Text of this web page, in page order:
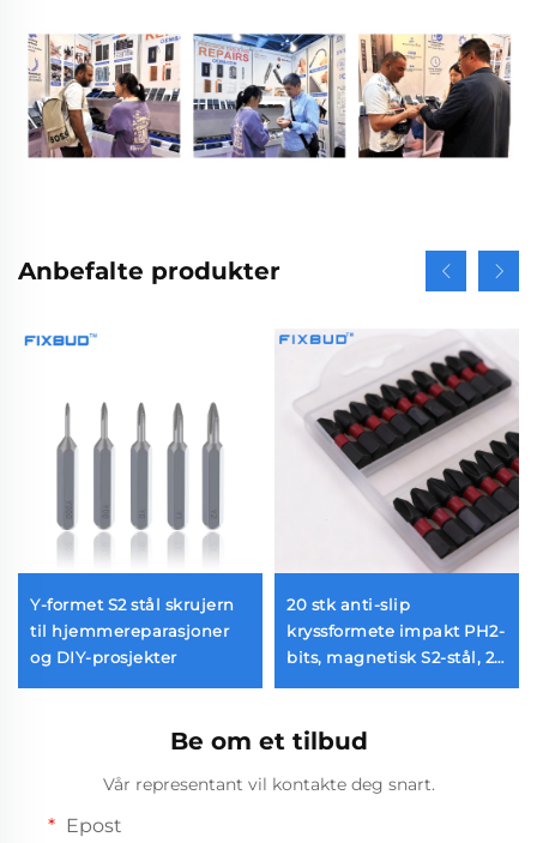
Anbefalte produkter
Y-formet S2 stål skrujern
til hjemmereparasjoner
og DIY-prosjekter
20 stk anti-slip
kryssformete impakt PH2-
bits, magnetisk S2-stål, 25
Be om et tilbud
Vår representant vil kontakte deg snart.
Epost